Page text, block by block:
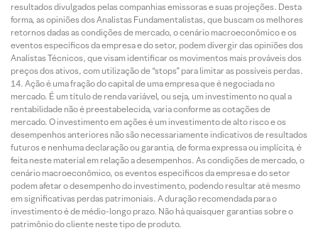
resultados divulgados pelas companhias emissoras e suas projeções. Desta
forma, as opiniões dos Analistas Fundamentalistas, que buscam os melhores
retornos dadas as condições de mercado, o cenário macroeconômico e os
eventos específicos da empresa e do setor, podem divergir das opiniões dos
Analistas Técnicos, que visam identificar os movimentos mais prováveis dos
preços dos ativos, com utilização de “stops” para limitar as possíveis perdas.
Ação é uma fração do capital de uma empresa que é negociada no
mercado. É um título de renda variável, ou seja, um investimento no qual a
rentabilidade não é preestabelecida, varia conforme as cotações de
mercado. O investimento em ações é um investimento de alto risco e os
desempenhos anteriores não são necessariamente indicativos de resultados
futuros e nenhuma declaração ou garantia, de forma expressa ou implícita, é
feita neste material em relação a desempenhos. As condições de mercado, o
cenário macroeconômico, os eventos específicos da empresa e do setor
podem afetar o desempenho do investimento, podendo resultar até mesmo
em significativas perdas patrimoniais. A duração recomendada para o
investimento é de médio-longo prazo. Não há quaisquer garantias sobre o
patrimônio do cliente neste tipo de produto.